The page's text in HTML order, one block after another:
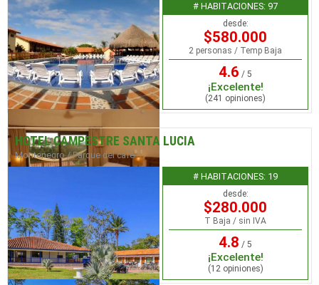
# HABITACIONES: 97
desde:
$580.000
2 personas / Temp Baja
4.6 / 5
¡Excelente!
(241 opiniones)
HOTEL CAMPESTRE SANTA LUCIA
Montenegro / Parque del café
# HABITACIONES: 19
desde:
$280.000
T Baja / sin IVA
4.8 / 5
¡Excelente!
(12 opiniones)